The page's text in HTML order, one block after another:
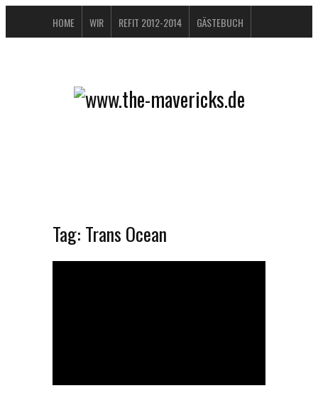
HOME WIR REFIT 2012-2014 GÄSTEBUCH
DATENSCHUTZERKLÄRUNG
Tag: Trans Ocean